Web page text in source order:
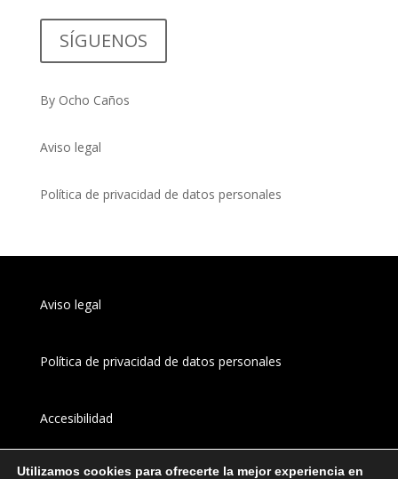
SÍGUENOS
By Ocho Caños
Aviso legal
Política de privacidad de datos personales
Aviso legal
Política de privacidad de datos personales
Accesibilidad
Canal interno de información
Utilizamos cookies para ofrecerte la mejor experiencia en